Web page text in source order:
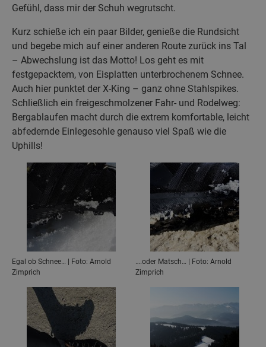
Gefühl, dass mir der Schuh wegrutscht.
Kurz schieße ich ein paar Bilder, genieße die Rundsicht
und begebe mich auf einer anderen Route zurück ins Tal
– Abwechslung ist das Motto! Los geht es mit
festgepacktem, von Eisplatten unterbrochenem Schnee.
Auch hier punktet der X-King – ganz ohne Stahlspikes.
Schließlich ein freigeschmolzener Fahr- und Rodelweg:
Bergablaufen macht durch die extrem komfortable, leicht
abfedernde Einlegesohle genauso viel Spaß wie die
Uphills!
Egal ob Schnee… | Foto: Arnold
Zimprich
….oder Matsch… | Foto: Arnold
Zimprich